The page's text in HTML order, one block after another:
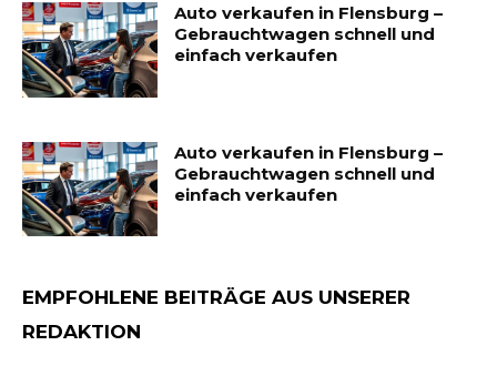
Auto verkaufen in Flensburg –
Gebrauchtwagen schnell und
einfach verkaufen
Auto verkaufen in Flensburg –
Gebrauchtwagen schnell und
einfach verkaufen
EMPFOHLENE BEITRÄGE AUS UNSERER
REDAKTION